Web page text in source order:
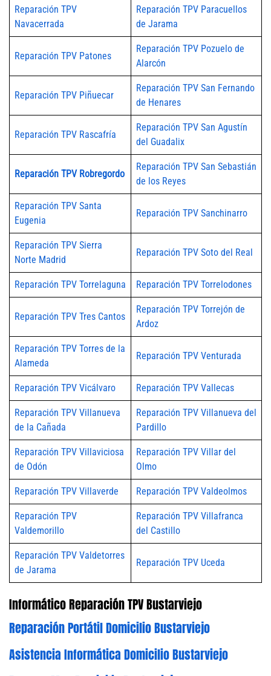
Reparación TPV
Navacerrada
Reparación TPV Paracuellos
de Jarama
Reparación TPV Patones
Reparación TPV Pozuelo de
Alarcón
Reparación TPV Piñuecar
Reparación TPV San Fernando
de Henares
Reparación TPV Rascafría
Reparación TPV San Agustín
del Guadalix
Reparación TPV Robregordo
Reparación TPV San Sebastián
de los Reyes
Reparación TPV Santa
Eugenia
Reparación TPV Sanchinarro
Reparación TPV Sierra
Norte Madrid
Reparación TPV Soto del Real
Reparación TPV Torrelaguna Reparación TPV Torrelodones
Reparación TPV Tres Cantos
Reparación TPV Torrejón de
Ardoz
Reparación TPV Torres de la
Alameda
Reparación TPV Venturada
Reparación TPV Vicálvaro Reparación TPV Vallecas
Reparación TPV Villanueva
de la Cañada
Reparación TPV Villanueva del
Pardillo
Reparación TPV Villaviciosa
de Odón
Reparación TPV Villar del
Olmo
Reparación TPV Villaverde Reparación TPV Valdeolmos
Reparación TPV
Valdemorillo
Reparación TPV Villafranca
del Castillo
Reparación TPV Valdetorres
de Jarama
Reparación TPV Uceda
Informático Reparación TPV Bustarviejo
Reparación Portátil Domicilio Bustarviejo
Asistencia Informática Domicilio Bustarviejo